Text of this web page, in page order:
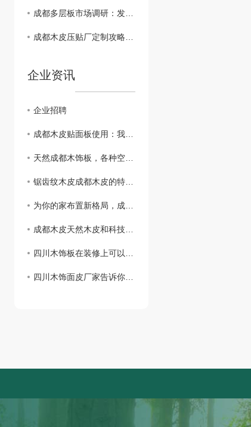
成都多层板市场调研：发展现状与未来趋势
成都木皮压贴厂定制攻略：让家具焕发新生彩
企业资讯
企业招聘
成都木皮贴面板使用：我们只是大自然的搬运工。
天然成都木饰板，各种空间应用都难不倒它！
锯齿纹木皮成都木皮的特点你知道吗？
为你的家布置新格局，成都木饰板是你的不二选择
成都木皮天然木皮和科技木皮你知道怎么区分吗?
四川木饰板在装修上可以怎么用？
四川木饰面皮厂家告诉你咱们有这些类别！